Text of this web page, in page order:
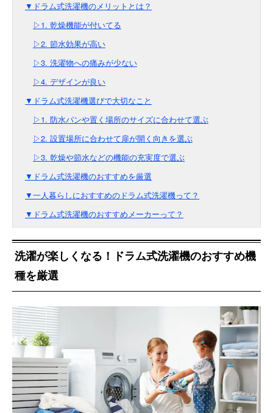
▼ドラム式洗濯機のメリットとは？
▷1. 乾燥機能が付いてる
▷2. 節水効果が高い
▷3. 洗濯物への痛みが少ない
▷4. デザインが良い
▼ドラム式洗濯機選びで大切なこと
▷1. 防水パンや置く場所のサイズに合わせて選ぶ
▷2. 設置場所に合わせて扉が開く向きを選ぶ
▷3. 乾燥や節水などの機能の充実度で選ぶ
▼ドラム式洗濯機のおすすめを厳選
▼一人暮らしにおすすめのドラム式洗濯機って？
▼ドラム式洗濯機のおすすめメーカーって？
洗濯が楽しくなる！ドラム式洗濯機のおすすめ機
種を厳選